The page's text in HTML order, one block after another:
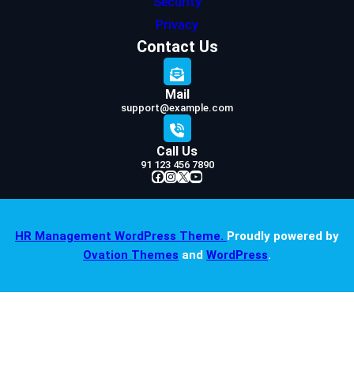
Privacy
Contact Us
Mail
support@example.com
Call Us
91 123 456 7890
Facebook InstagramX YouTube
HR Management WordPress Theme. Proudly powered by
Ovation Themes and WordPress.